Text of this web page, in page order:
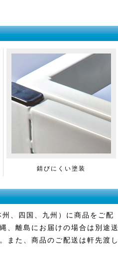
錆びにくい塗装
州、四国、九州）に商品をご配
、離島にお届けの場合は別途送
また、商品のご配送は軒先渡し